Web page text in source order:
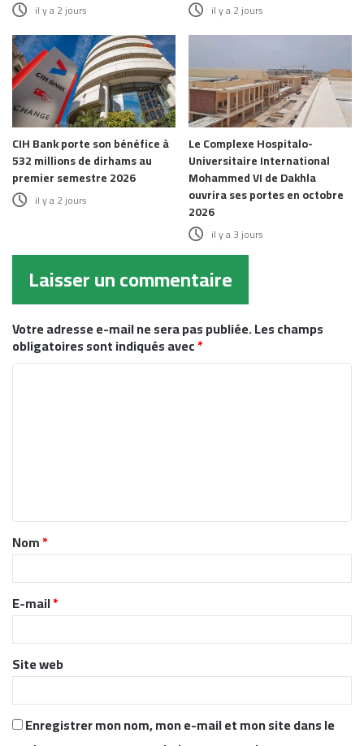
il y a 2 jours il y a 2 jours
CIH Bank porte son bénéfice à
532 millions de dirhams au
premier semestre 2026
il y a 2 jours
Le Complexe Hospitalo-
Universitaire International
Mohammed VI de Dakhla
ouvrira ses portes en octobre
2026
il y a 3 jours
Laisser un commentaire
Votre adresse e-mail ne sera pas publiée.Les champs
obligatoires sont indiqués avec*
t
a
r
e
*
Nom*
E-mail*
Site web
Enregistrer mon nom, mon e-mail et mon site dans le